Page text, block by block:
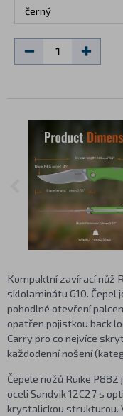
černý
Kompaktní zavírací nůž
sklolaminátu G10. Čepel
pohodlné otevření
opatřen pojistkou back
Carry pro co nejvíce
každodenní nošení
Čepele nožů Ruike
oceli Sandvik 12C27 s
krystalickou strukturou.